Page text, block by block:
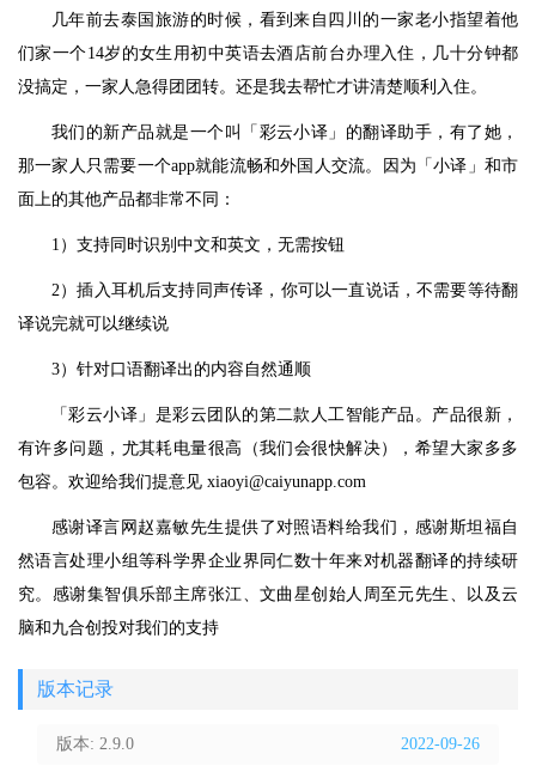
几年前去泰国旅游的时候，看到来自四川的一家老小指望着他
们家一个14岁的女生用初中英语去酒店前台办理入住，几十分钟都
没搞定，一家人急得团团转。还是我去帮忙才讲清楚顺利入住。
我们的新产品就是一个叫「彩云小译」的翻译助手，有了她，
那一家人只需要一个app就能流畅和外国人交流。因为「小译」和市
面上的其他产品都非常不同：
1）支持同时识别中文和英文，无需按钮
2）插入耳机后支持同声传译，你可以一直说话，不需要等待翻
译说完就可以继续说
3）针对口语翻译出的内容自然通顺
「彩云小译」是彩云团队的第二款人工智能产品。产品很新，
有许多问题，尤其耗电量很高（我们会很快解决），希望大家多多
包容。欢迎给我们提意见 xiaoyi@caiyunapp.com
感谢译言网赵嘉敏先生提供了对照语料给我们，感谢斯坦福自
然语言处理小组等科学界企业界同仁数十年来对机器翻译的持续研
究。感谢集智俱乐部主席张江、文曲星创始人周至元先生、以及云
脑和九合创投对我们的支持
版本记录
2022-09-26
版本: 2.9.0